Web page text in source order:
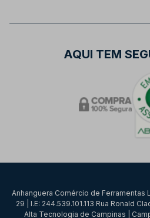
AQUI TEM
Anhanguera Comércio de Ferramentas
29 | I.E: 244.539.101.113 Rua Ronald
Alta Tecnologia de Campinas |